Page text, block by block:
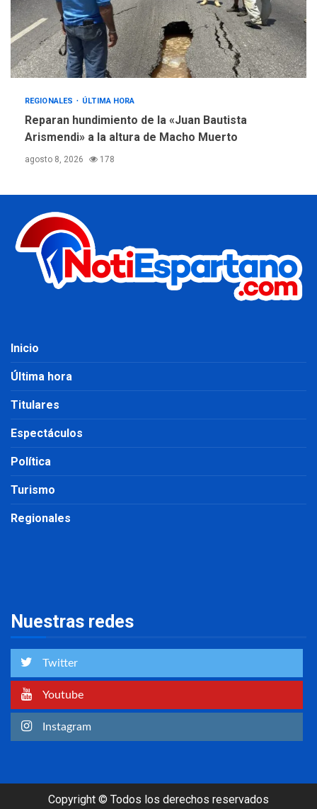
REGIONALES ÚLTIMA HORA
Reparan hundimiento de la «Juan Bautista
Arismendi» a la altura de Macho Muerto
agosto 8, 2026 178
Inicio
Última hora
Titulares
Espectáculos
Política
Turismo
Regionales
Nuestras redes
Twitter
Youtube
Instagram
Copyright © Todos los derechos reservados